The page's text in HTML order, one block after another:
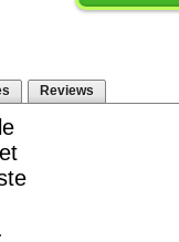
Reviews